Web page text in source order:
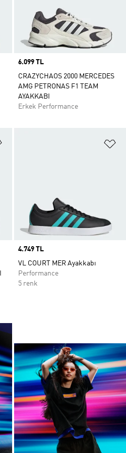
Price
6.099 TL
CRAZYCHAOS 2000 MERCEDES
AMG PETRONAS F1 TEAM
AYAKKABI
Erkek Performance
Price
4.749 TL
VL COURT MER Ayakkabı
Performance
5 renk